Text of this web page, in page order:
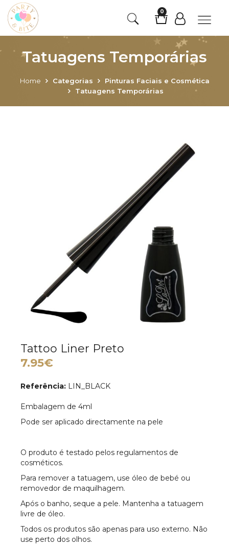
0
Tatuagens Temporárias
Home Categorias
Pinturas Faciais e Cosmética
Tatuagens Temporárias
Tattoo Liner Preto
7.95€
Referência: LIN_BLACK
Embalagem de 4ml
Pode ser aplicado directamente na pele
O produto é testado pelos regulamentos de
cosméticos.
Para remover a tatuagem, use óleo de bebé ou
removedor de maquilhagem.
Após o banho, seque a pele. Mantenha a tatuagem
livre de óleo.
Todos os produtos são apenas para uso externo. Não
use perto dos olhos.